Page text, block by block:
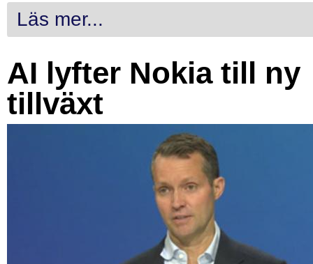
Läs mer...
AI lyfter Nokia till ny
tillväxt